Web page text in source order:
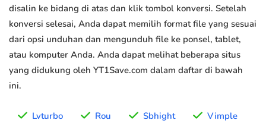
disalin ke bidang di atas dan klik tombol konversi. Setelah
konversi selesai, Anda dapat memilih format file yang sesuai
dari opsi unduhan dan mengunduh file ke ponsel, tablet,
atau komputer Anda. Anda dapat melihat beberapa situs
yang didukung oleh YT1Save.com dalam daftar di bawah
ini.
Lvturbo Rou Sbhight Vimple